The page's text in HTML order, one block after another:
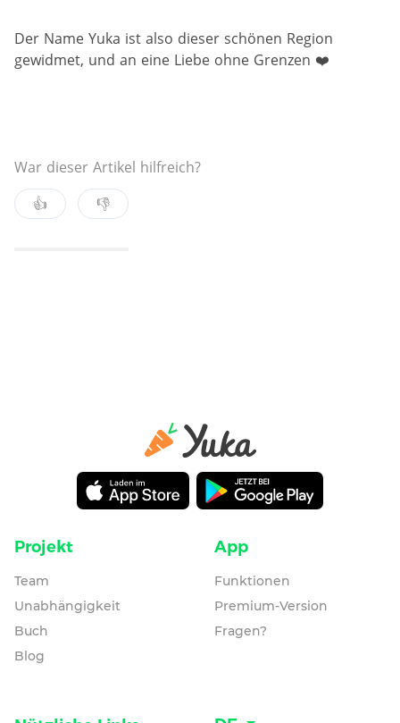
Der Name Yuka ist also dieser schönen Region
gewidmet, und an eine Liebe ohne Grenzen ❤️
War dieser Artikel hilfreich?
👍
👎
Projekt
Team
Unabhängigkeit
Buch
Blog
App
Funktionen
Premium-Version
Fragen?